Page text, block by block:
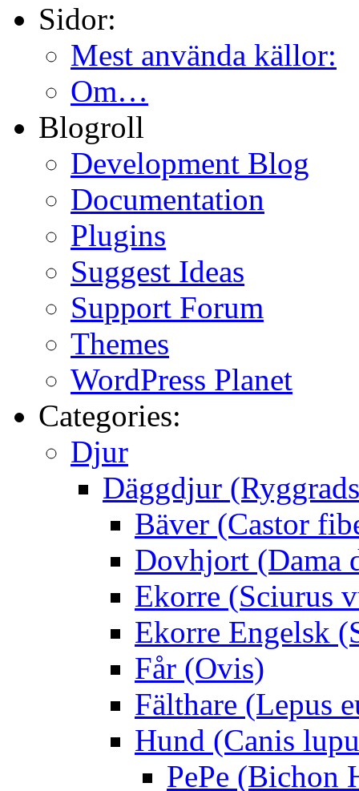
Sidor:
Mest använda källor:
Om…
Blogroll
Development Blog
Documentation
Plugins
Suggest Ideas
Support Forum
Themes
WordPress Planet
Categories:
Djur
Däggdjur
Bäver (Castor
Dovhjort (Dama
Ekorre (Sciurus
Ekorre Engelsk
Får (Ovis)
Fälthare (Lepus
Hund (Canis
PePe (Bichon